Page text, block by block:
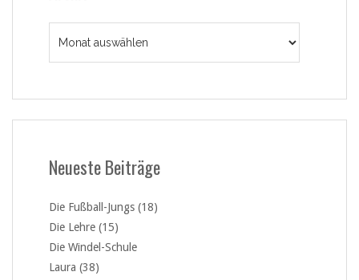
Neueste Beiträge
Die Fußball-Jungs (18)
Die Lehre (15)
Die Windel-Schule
Laura (38)